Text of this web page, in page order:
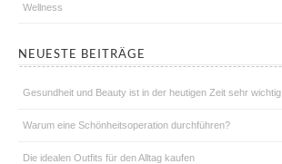
Wellness
NEUESTE BEITRÄGE
Gesundheit und Beauty ist in der heutigen Zeit sehr wichtig
Warum eine Schönheitsoperation durchführen?
Die idealen Outfits für den Alltag kaufen